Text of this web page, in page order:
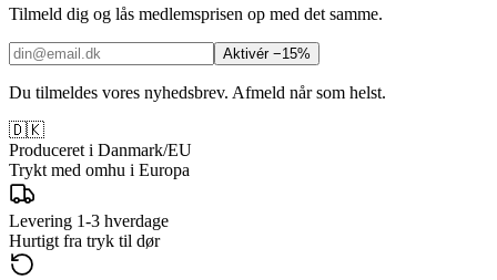
Tilmeld dig og lås medlemsprisen op med det samme.
Aktivér −15%
Du tilmeldes vores nyhedsbrev. Afmeld når som helst.
🇩🇰
Produceret i Danmark/EU
Trykt med omhu i Europa
Levering 1-3 hverdage
Hurtigt fra tryk til dør